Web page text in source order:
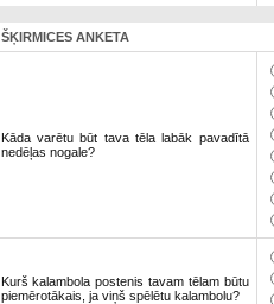
ŠĶIRMICES ANKETA
Kāda varētu būt tava tēla labāk pavadītā
nedēļas nogale?
Kurš kalambola postenis tavam tēlam būtu
piemērotākais, ja viņš spēlētu kalambolu?